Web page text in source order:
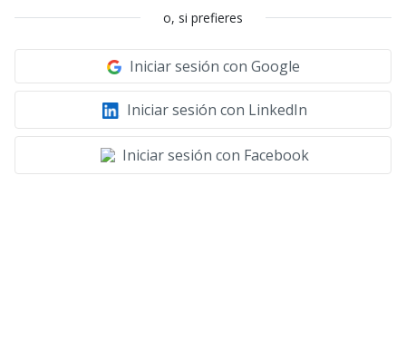
o, si prefieres
Iniciar sesión con Google
Iniciar sesión con LinkedIn
Iniciar sesión con Facebook